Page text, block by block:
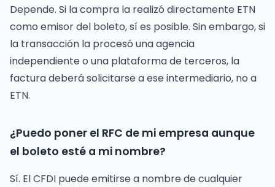
Depende. Si la compra la realizó directamente ETN
como emisor del boleto, sí es posible. Sin embargo, si
la transacción la procesó una agencia
independiente o una plataforma de terceros, la
factura deberá solicitarse a ese intermediario, no a
ETN.
¿Puedo poner el RFC de mi empresa aunque
el boleto esté a mi nombre?
Sí. El CFDI puede emitirse a nombre de cualquier